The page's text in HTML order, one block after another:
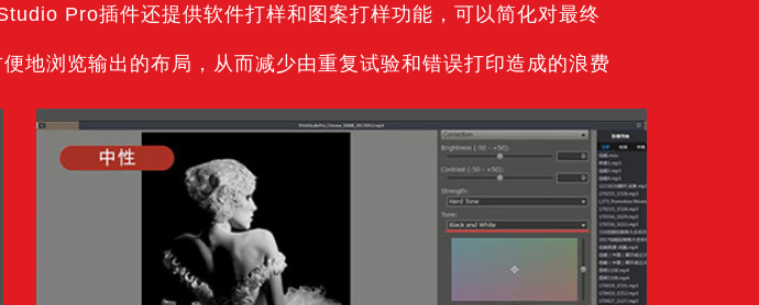
Pro插件还提供软件打样和图案打样功能，可以简化对最终
地浏览输出的布局，从而减少由重复试验和错误打印造成的浪费